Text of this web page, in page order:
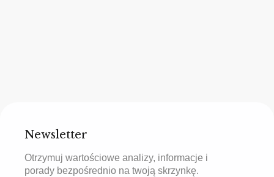
Newsletter
Otrzymuj wartościowe analizy, informacje i
porady bezpośrednio na twoją skrzynkę.